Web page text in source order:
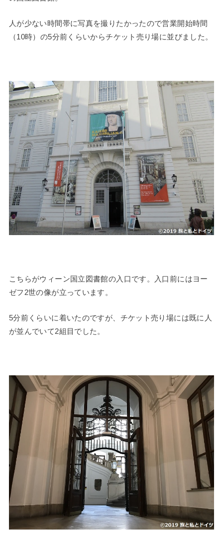
人が少ない時間帯に写真を撮りたかったので営業開始時間
（10時）の5分前くらいからチケット売り場に並びました。
こちらがウィーン国立図書館の入口です。入口前にはヨー
ゼフ2世の像が立っています。
5分前くらいに着いたのですが、チケット売り場には既に人
が並んでいて2組目でした。